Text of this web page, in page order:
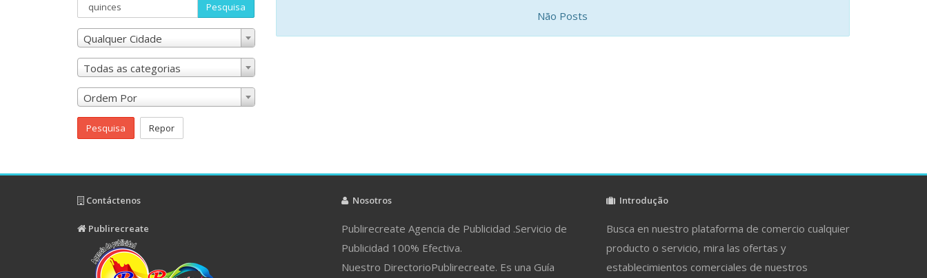
Pesquisa
Qualquer Cidade
Todas as categorias
Ordem Por
Pesquisa Repor
Não Posts
Contáctenos
Publirecreate
Nosotros
Publirecreate Agencia de Publicidad .Servicio de
Publicidad 100% Efectiva.
Nuestro DirectorioPublirecreate. Es una Guía
Introdução
Busca en nuestro plataforma de comercio cualquier
producto o servicio, mira las ofertas y
establecimientos comerciales de nuestros